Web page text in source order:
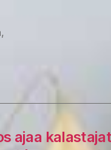
,
ajaa